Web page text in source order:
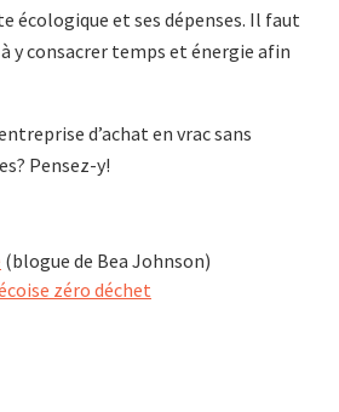
écologique et ses dépenses. Il faut
y consacrer temps et énergie afin
d’achat en vrac sans
Pensez-y!
(blogue de Bea Johnson)
zéro déchet